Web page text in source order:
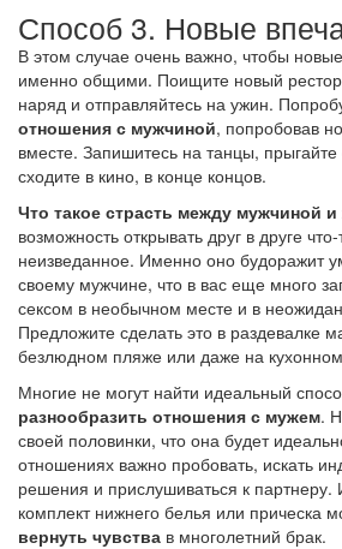
Способ 3. Новые
В этом случае очень важно, чтобы
именно общими. Поищите новый
наряд и отправляйтесь на ужин.
отношения с мужчиной, попробовав
вместе. Запишитесь на танцы,
сходите в кино, в конце концов.
Что такое страсть между мужчиной
возможность открывать друг в друге
неизведанное. Именно оно будоражит
своему мужчине, что в вас еще много
сексом в необычном месте и в
Предложите сделать это в раздевалке
безлюдном пляже или даже на
Многие не могут найти идеальный
разнообразить отношения с мужем.
своей половинки, что она будет
отношениях важно пробовать, искать
решения и прислушиваться к партнеру.
комплект нижнего белья или прическа
вернуть чувства в многолетний брак.